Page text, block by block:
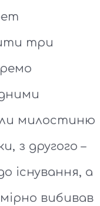
три
милостиню
з другого –
існування, а
вибивав